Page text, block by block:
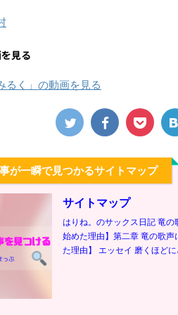
見る
るく」の動画を見る
が一瞬で見つかるサイトマップ
サイトマップ
はりね。のサックス日記 竜
始めた理由】第二章 竜の歌
た理由】 エッセイ 磨くほど